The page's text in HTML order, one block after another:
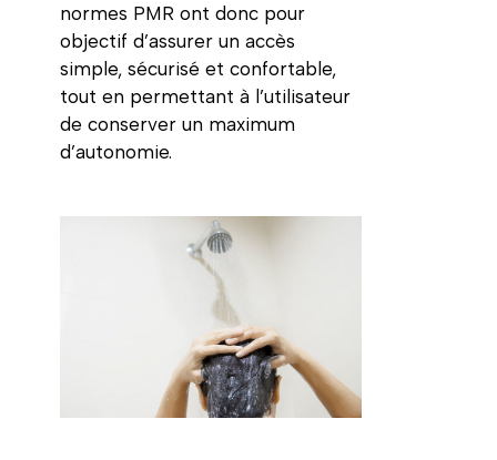
normes PMR ont donc pour
objectif d’assurer un accès
simple, sécurisé et confortable,
tout en permettant à l’utilisateur
de conserver un maximum
d’autonomie.